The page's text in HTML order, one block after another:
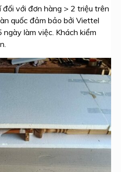
đối với đơn hàng > 2 triệu trên
quốc đảm bảo bởi Viettel
làm việc. Khách kiểm